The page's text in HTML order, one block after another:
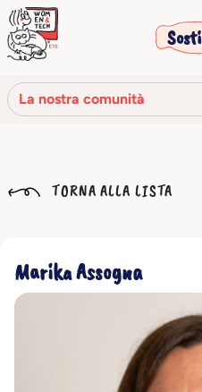
La nostra comunità
La
Il nostro
La
TORNA ALLA LISTA
Marika Assogna